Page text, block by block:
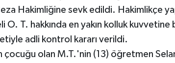
Hakimliğine sevk edildi. Hakimlikçe
O. T. hakkında en yakın kolluk
adli kontrol kararı verildi.
çocuğu olan M.T.'nin (13) öğretmen